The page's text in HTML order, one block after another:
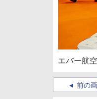
エバー航
前の